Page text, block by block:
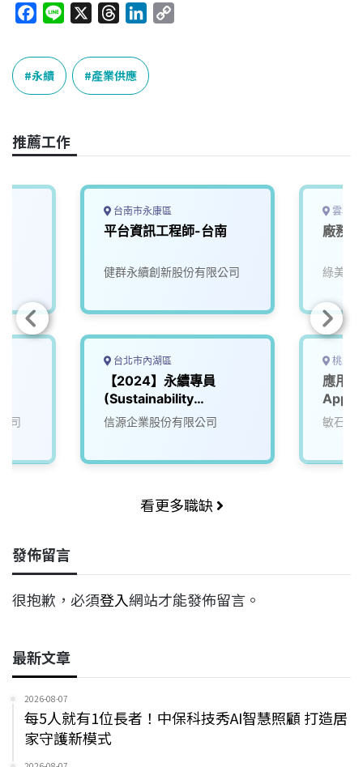
c
e
b
o
k
e
r
e
a
k
n
k
永續 產業供應
推薦工作
司
台南市永康區
平台資訊工程師-台南
健群永續創新股份有限公司
台北市內湖區
【2024】永續專員
(Sustainability
Coordinator)
信源企業股份有限公司
雲林
廠務
綠美永
桃園
應用
敏石系
看更多職缺
發佈留言
很抱歉，必須登入網站才能發佈留言。
最新文章
2026-08-07
每5人就有1位長者！中保科技秀AI智慧照顧 打造居
家守護新模式